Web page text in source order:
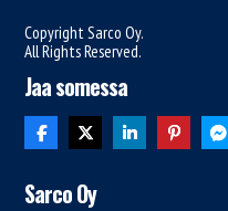
Copyright Sarco Oy.
All Rights Reserved.
Jaa somessa
Sarco Oy